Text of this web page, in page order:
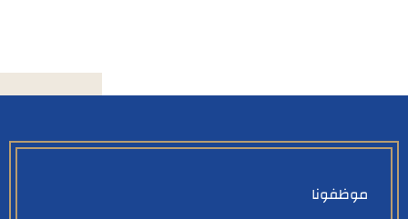
موظفونا